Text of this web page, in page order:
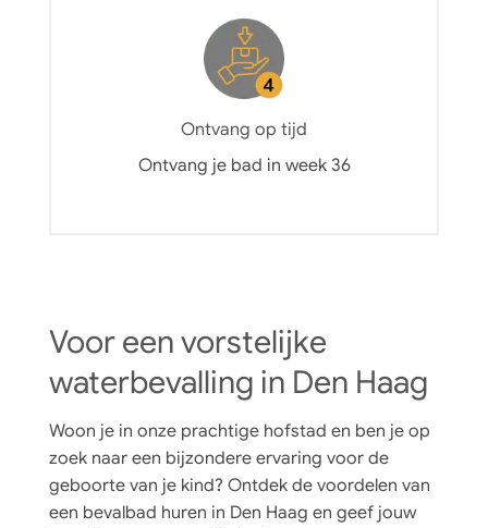
Ontvang op tijd
Ontvang je bad in week 36
Voor een vorstelijke
waterbevalling in Den Haag
Woon je in onze prachtige hofstad en ben je op
zoek naar een bijzondere ervaring voor de
geboorte van je kind? Ontdek de voordelen van
een bevalbad huren in Den Haag en geef jouw